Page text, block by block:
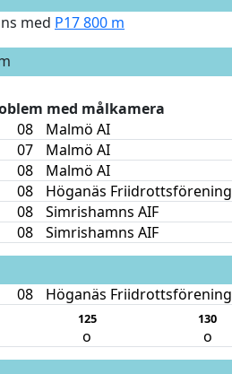
med P17 800 m
med målkamera
08
Malmö AI
07
Malmö AI
08
Malmö AI
08
Höganäs Friidrottsförening
08
Simrishamns AIF
08 Simrishamns AIF
08 Höganäs Friidrottsförening
125 130
o o